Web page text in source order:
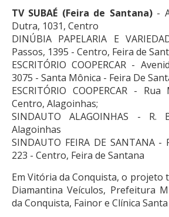
TV SUBAÉ (Feira de Santana)-
Dutra, 1031, Centro
DINÚBIA PAPELARIA E
Passos, 1395 - Centro, Feira de
ESCRITÓRIO COOPERCAR -
3075 - Santa Mônica - Feira De
ESCRITÓRIO COOPERCAR -
Centro, Alagoinhas;
SINDAUTO ALAGOINHAS -
Alagoinhas
SINDAUTO FEIRA DE SANTANA -
223 - Centro, Feira de Santana
Em Vitória da Conquista, o projeto
Diamantina Veículos, Prefeitura
da Conquista, Fainor e Clínica Santa